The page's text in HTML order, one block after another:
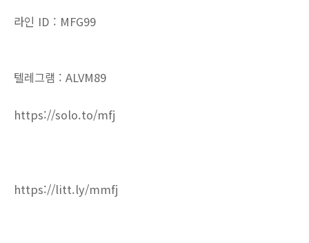
라인 ID : MFG99
텔레그램 : ALVM89
https://solo.to/mfj
https://litt.ly/mmfj